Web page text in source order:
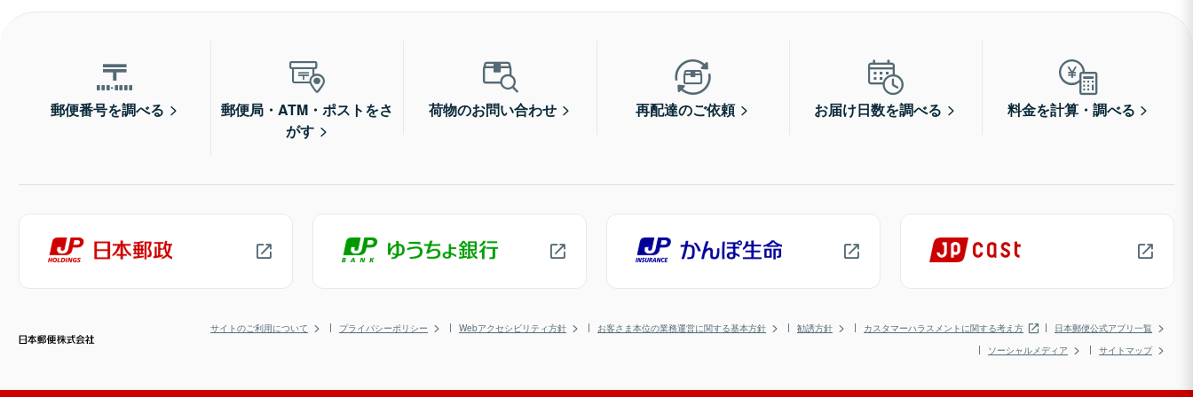
郵便番号を調べる
郵便局・ATM・ポストをさ
がす
荷物のお問い合わせ 再配達のご依頼 お届け日数を調べる 料金を計算・調べる
サイトのご利用について プライバシーポリシー Webアクセシビリティ方針 お客さま本位の業務運営に関する基本方針 勧誘方針 カスタマーハラスメントに関する考え方
日本郵便公式アプリ一覧
ソーシャルメディア
サイトマップ